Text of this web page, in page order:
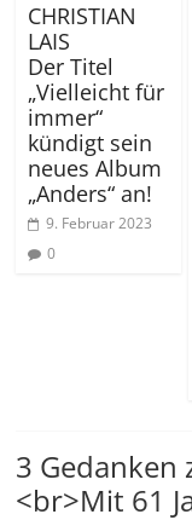
CHRISTIAN
LAIS
Der Titel
„Vielleicht für
immer“
kündigt sein
neues Album
„Anders“ an!
9. Februar 2023
0
3 Gedanken
<br>Mit 61